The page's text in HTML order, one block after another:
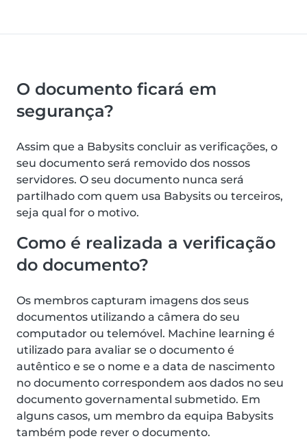
O documento ficará em
segurança?
Assim que a Babysits concluir as verificações, o
seu documento será removido dos nossos
servidores. O seu documento nunca será
partilhado com quem usa Babysits ou terceiros,
seja qual for o motivo.
Como é realizada a verificação
do documento?
Os membros capturam imagens dos seus
documentos utilizando a câmera do seu
computador ou telemóvel. Machine learning é
utilizado para avaliar se o documento é
autêntico e se o nome e a data de nascimento
no documento correspondem aos dados no seu
documento governamental submetido. Em
alguns casos, um membro da equipa Babysits
também pode rever o documento.